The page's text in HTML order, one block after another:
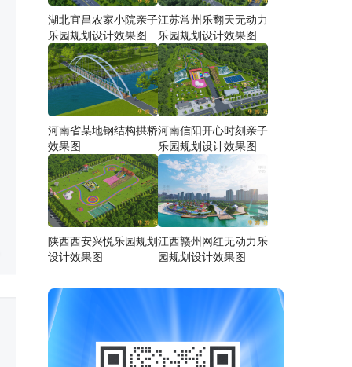
湖北宜昌农家小院亲子
乐园规划设计效果图
江苏常州乐翻天无动力
乐园规划设计效果图
河南省某地钢结构拱桥
效果图
河南信阳开心时刻亲子
乐园规划设计效果图
陕西西安兴悦乐园规划
设计效果图
江西赣州网红无动力乐
园规划设计效果图